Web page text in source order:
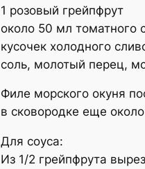
1 розовый грейпфрут
около 50 мл томатного
кусочек холодного
соль, молотый перец,
Филе морского окуня
в сковородке еще
Для соуса:
Из 1/2 грейпфрута